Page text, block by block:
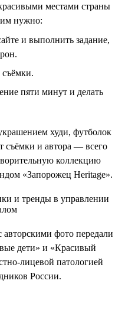
местами страны
им нужно:
и выполнить задание,
съёмки.
пяти минут и делать
худи, футболок
съёмки и автора — всего
коллекцию
«Запорожец Heritage».
фото передали
дети» и «Красивый
лицевой патологией
России.